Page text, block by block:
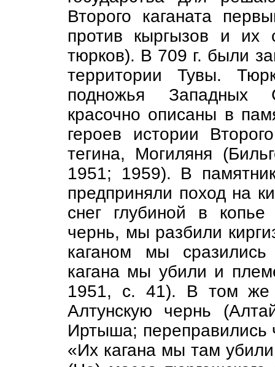
Второго каганата
против кыргызов и их
тюрков). В 709 г. были
территории Тувы.
подножья Западных
красочно описаны в
героев истории
тегина, Могиляня
1951; 1959). В
предприняли поход на
снег глубиной в
чернь, мы разбили
каганом мы
кагана мы убили и
1951, с. 41). В том же
Алтунскую чернь
Иртыша; переправились
«Их кагана мы там